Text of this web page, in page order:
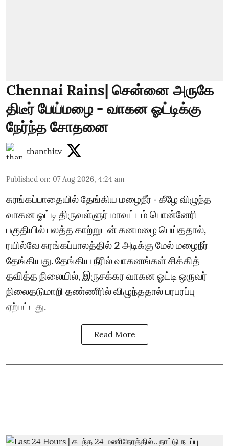
Chennai Rains| சென்னை அருகே
திடீர் பேய்மழை - வாகன ஓட்டிக்கு
நேர்ந்த சோதனை
thanthitv
Published on: 07 Aug 2026, 4:24 am
சுரங்கப்பாதையில் தேங்கிய மழைநீர் - கீழே விழுந்த
வாகன ஓட்டி திருவள்ளுர் மாவட்டம் பொன்னேரி
பகுதியில் பலத்த காற்றுடன் கனமழை பெய்ததால்,
ரயில்வே சுரங்கப்பாலத்தில் 2 அடிக்கு மேல் மழைநீர்
தேங்கியது. தேங்கிய நீரில் வாகனங்கள் சிக்கித்
தவித்த நிலையில், இருசக்கர வாகன ஓட்டி ஒருவர்
நிலைதடுமாறி தண்ணீரில் விழுந்ததால் பரபரப்பு
ஏற்பட்டது.
Read More